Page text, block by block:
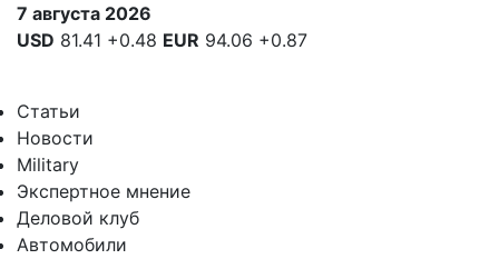
7 августа 2026
USD 81.41 +0.48 EUR 94.06 +0.87
Статьи
Новости
Military
Экспертное мнение
Деловой клуб
Автомобили